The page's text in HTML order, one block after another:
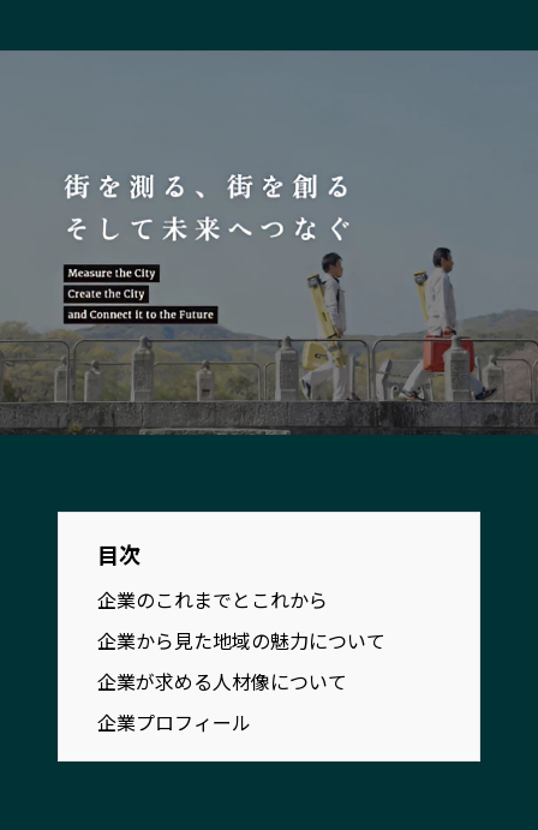
岡山エリア
広島エリア
山口エリア
徳島エリア
香川エリア
愛媛エリア
高知エリア
福岡エリア
佐賀エリア
長崎エリア
熊本エリア
大分エリア
宮崎エリア
鹿児島エリア
カテゴリから探す
特集コンテンツ
地域を代表する 企業100選
プレスリリース
行政連携記事
MILCプロジェクト
選出企業特別対談
Localist
目次
企業のこれまでとこれから
企業から見た地域の魅力について
企業が求める人材像について
企業プロフィール